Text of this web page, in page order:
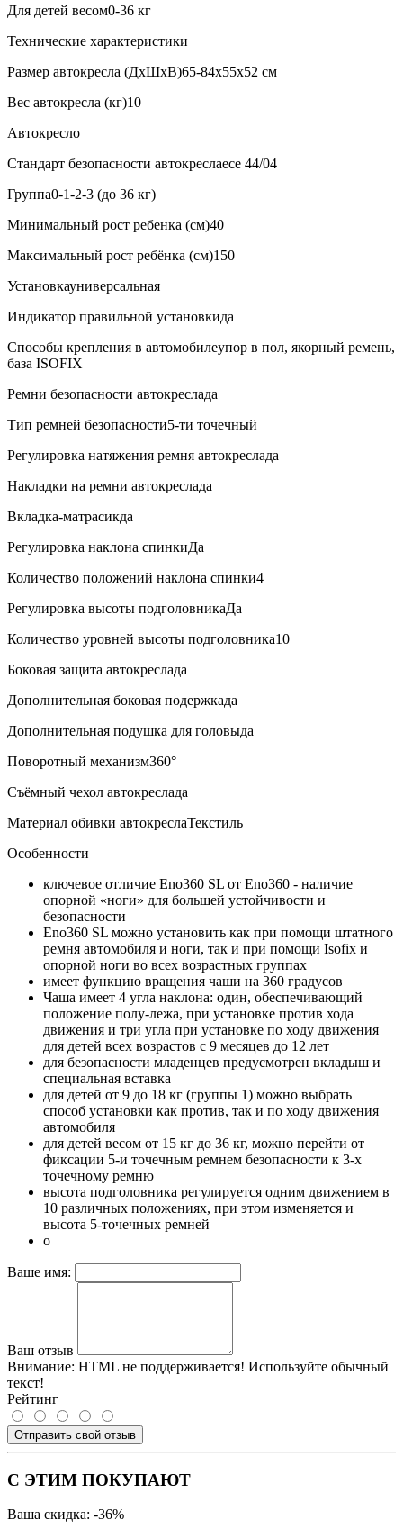
Для детей весом0-36 кг
Технические характеристики
Размер автокресла (ДхШхВ)65-84х55х52 см
Вес автокресла (кг)10
Автокресло
Стандарт безопасности автокреслаece 44/04
Группа0-1-2-3 (до 36 кг)
Минимальный рост ребенка (см)40
Максимальный рост ребёнка (см)150
Установкауниверсальная
Индикатор правильной установкида
Способы крепления в автомобилеупор в пол, якорный ремень,
база ISOFIX
Ремни безопасности автокреслада
Тип ремней безопасности5-ти точечный
Регулировка натяжения ремня автокреслада
Накладки на ремни автокреслада
Вкладка-матрасикда
Регулировка наклона спинкиДа
Количество положений наклона спинки4
Регулировка высоты подголовникаДа
Количество уровней высоты подголовника10
Боковая защита автокреслада
Дополнительная боковая подержкада
Дополнительная подушка для головыда
Поворотный механизм360°
Съёмный чехол автокреслада
Материал обивки автокреслаТекстиль
Особенности
ключевое отличие Eno360 SL от Eno360 - наличие
опорной «ноги» для большей устойчивости и
безопасности
Eno360 SL можно установить как при помощи штатного
ремня автомобиля и ноги, так и при помощи Isofix и
опорной ноги во всех возрастных группах
имеет функцию вращения чаши на 360 градусов
Чаша имеет 4 угла наклона: один, обеспечивающий
положение полу-лежа, при установке против хода
движения и три угла при установке по ходу движения
для детей всех возрастов с 9 месяцев до 12 лет
для безопасности младенцев предусмотрен вкладыш и
специальная вставка
для детей от 9 до 18 кг (группы 1) можно выбрать
способ установки как против, так и по ходу движения
автомобиля
для детей весом от 15 кг до 36 кг, можно перейти от
фиксации 5-и точечным ремнем безопасности к 3-х
точечному ремню
высота подголовника регулируется одним движением в
10 различных положениях, при этом изменяется и
высота 5-точечных ремней
о
Ваше имя:
Ваш отзыв
Внимание: HTML не поддерживается! Используйте обычный
текст!
Рейтинг
Отправить свой отзыв
С ЭТИМ ПОКУПАЮТ
Ваша скидка: -36%